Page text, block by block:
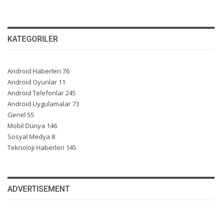
KATEGORILER
Android Haberleri 76
Android Oyunlar 11
Android Telefonlar245
Android Uygulamalar73
Genel 55
Mobil Dünya 146
Sosyal Medya 8
Teknoloji Haberleri 145
ADVERTISEMENT